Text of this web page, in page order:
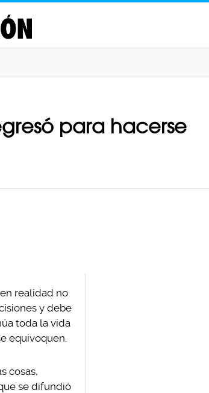
para hacerse
realidad no
y debe
toda la vida
equivoquen.
cosas,
se difundió